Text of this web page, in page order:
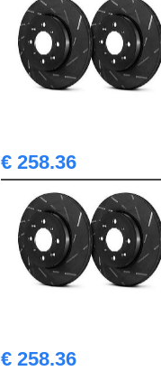
€ 258.36
€ 258.36